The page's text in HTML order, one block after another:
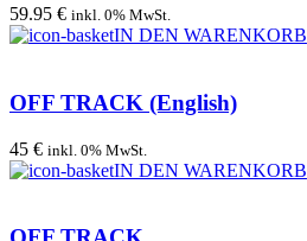
59.95 € inkl. 0% MwSt.
IN DEN WARENKORB
OFF TRACK (English)
45 € inkl. 0% MwSt.
IN DEN WARENKORB